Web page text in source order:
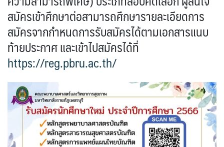
สมัครเข้าศึกษาต่อสามารถศึกษารายละเอียดการ
สมัครจากกำหนดการรับสมัครได้ตามเอกสารแนบ
ท้ายประกาศ และเข้าไปสมัครได้ที่
https://reg.pbru.ac.th/